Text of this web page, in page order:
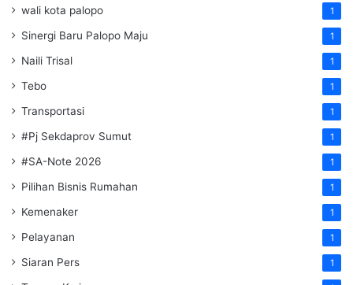
wali kota palopo 1
Sinergi Baru Palopo Maju 1
Naili Trisal 1
Tebo 1
Transportasi 1
#Pj Sekdaprov Sumut 1
#SA-Note 2026 1
Pilihan Bisnis Rumahan 1
Kemenaker 1
Pelayanan 1
Siaran Pers 1